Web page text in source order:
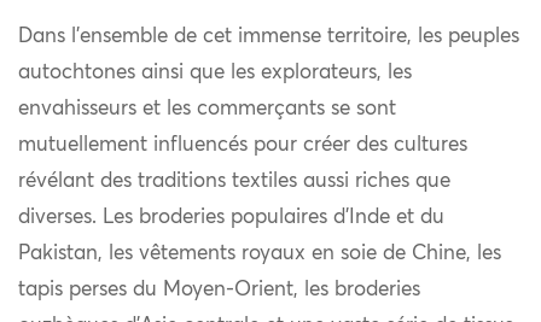
Dans l’ensemble de cet immense territoire, les peuples
autochtones ainsi que les explorateurs, les
envahisseurs et les commerçants se sont
mutuellement influencés pour créer des cultures
révélant des traditions textiles aussi riches que
diverses. Les broderies populaires d’Inde et du
Pakistan, les vêtements royaux en soie de Chine, les
tapis perses du Moyen-Orient, les broderies